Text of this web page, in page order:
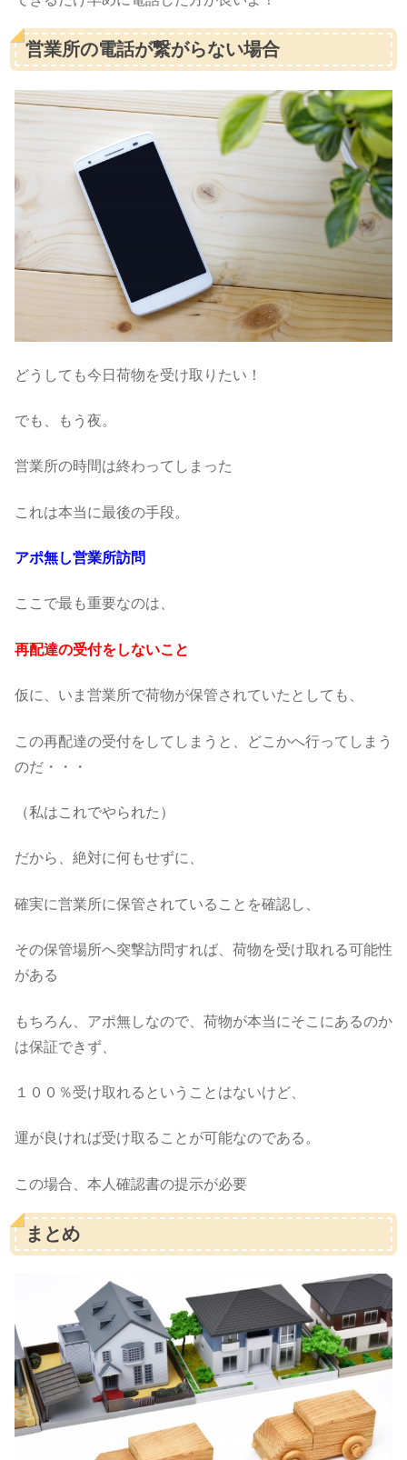
営業所の電話が繋がらない場合
どうしても今日荷物を受け取りたい！
でも、もう夜。
営業所の時間は終わってしまった
これは本当に最後の手段。
アポ無し営業所訪問
ここで最も重要なのは、
再配達の受付をしないこと
仮に、いま営業所で荷物が保管されていたとしても、
この再配達の受付をしてしまうと、どこかへ行ってしまう
のだ・・・
（私はこれでやられた）
だから、絶対に何もせずに、
確実に営業所に保管されていることを確認し、
その保管場所へ突撃訪問すれば、荷物を受け取れる可能性
がある
もちろん、アポ無しなので、荷物が本当にそこにあるのか
は保証できず、
１００％受け取れるということはないけど、
運が良ければ受け取ることが可能なのである。
この場合、本人確認書の提示が必要
まとめ